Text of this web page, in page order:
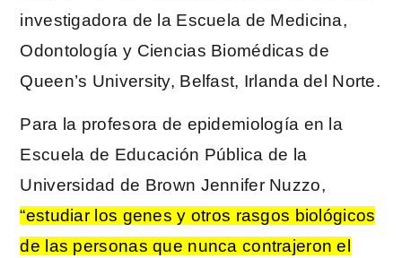
investigadora de la Escuela de Medicina,
Odontología y Ciencias Biomédicas de
Queen’s University, Belfast, Irlanda del Norte.
Para la profesora de epidemiología en la
Escuela de Educación Pública de la
Universidad de Brown Jennifer Nuzzo,
“estudiar los genes y otros rasgos biológicos
de las personas que nunca contrajeron el